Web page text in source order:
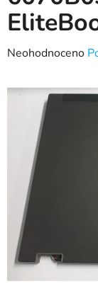
Průměrné
produktu
hvězdiček.
Neohodnoceno